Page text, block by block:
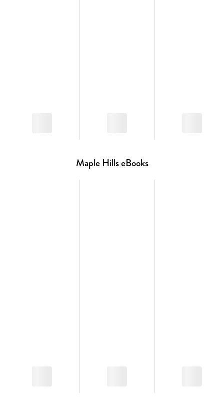
Maple Hills eBooks